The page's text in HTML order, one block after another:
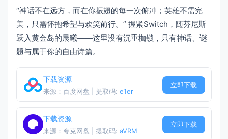
“神话不在远方，而在你振翅的每一次俯冲；英雄不需完
美，只需怀抱希望与欢笑前行。” 握紧Switch，随芬尼斯
跃入黄金岛的晨曦——这里没有沉重枷锁，只有神话、谜
题与属于你的自由诗篇。
下载资源
来源：百度网盘 | 提取码: e1er
立即下载
下载资源
来源：夸克网盘 | 提取码: aVRM
立即下载